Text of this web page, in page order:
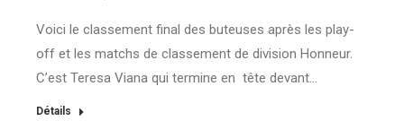
Voici le classement final des buteuses après les play-
off et les matchs de classement de division Honneur.
C’est Teresa Viana qui termine en tête devant…
Détails